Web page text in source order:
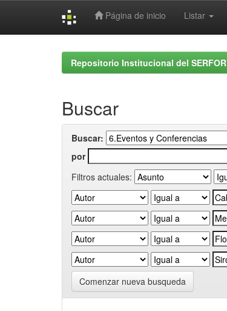
Página de inicio Listar
Repositorio Institucional del SERFOR
Buscar
Buscar:
por
Filtros actuales:
Comenzar nueva busqueda